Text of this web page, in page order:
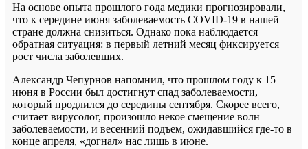
На основе опыта прошлого года медики прогнозировали,
что к середине июня заболеваемость COVID-19 в нашей
стране должна снизиться. Однако пока наблюдается
обратная ситуация: в первый летний месяц фиксируется
рост числа заболевших.
Александр Чепурнов напомнил, что прошлом году к 15
июня в России был достигнут спад заболеваемости,
который продлился до середины сентября. Скорее всего,
считает вирусолог, произошло некое смещение волн
заболеваемости, и весенний подъем, ожидавшийся где-то в
конце апреля, «догнал» нас лишь в июне.